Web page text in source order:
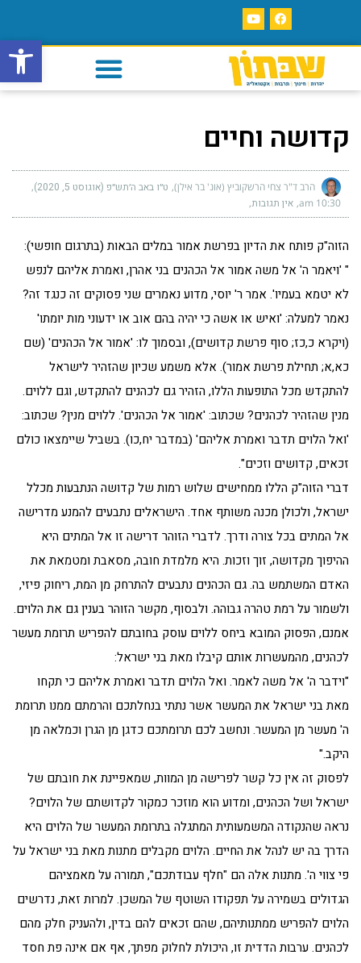
פתח
קדושה וחיים
הרב ד"ר צחי הרשקוביץ (אונ' בר אילן) ט״ו באב ה׳תש״פ (אוגוסט 5, 2020)
10:30 am אין תגובות
הזוה"ק פותח את הדיון בפרשת אמור במלים הבאות (בתרגום חופשי):
" 'ויאמר ה' אל משה אמור אל הכהנים בני אהרן, ואמרת אליהם לנפש
לא יטמא בעמיו'. אמר ר' יוסי, מדוע נאמרים שני פסוקים זה כנגד זה?
נאמר למעלה: 'ואיש או אשה כי יהיה בהם אוב או ידעוני מות יומתו'
(ויקרא כ,כז; סוף פרשת קדושים), ובסמוך לו: 'אמור אל הכהנים' (שם
כא,א; תחילת פרשת אמור). אלא משמע שכיון שהזהיר לישראל
להתקדש מכל התופעות הללו, הזהיר גם לכהנים להתקדש, וגם ללוים.
מנין שהזהיר לכהנים? שכתוב: 'אמור אל הכהנים'. ללוים מנין? שכתוב:
'ואל הלוים תדבר ואמרת אליהם' (במדבר יח,כו). בשביל שיימצאו כולם
זכאים, קדושים וזכים".
דברי הזוה"ק הללו ממחישים שלוש רמות של קדושה הנתבעות מכלל
ישראל, ולכולן מכנה משותף אחד. הישראלים נתבעים להמנע מדרישה
אל המתים בכל צורה ודרך. לדברי הזוהר דרישה זו אל המתים היא
ההיפוך מקדושה, זוך וזכות. היא מלמדת חובה, מסאבת ומטמאת את
האדם המשתמש בה. גם הכהנים נתבעים להתרחק מן המת, ריחוק פיזי,
ולשמור על רמת טהרה גבוהה. ולבסוף, מקשר הזוהר בענין גם את הלוים.
אמנם, הפסוק המובא ביחס ללוים עוסק בחובתם להפריש תרומת מעשר
לכהנים, מהמעשרות אותם קיבלו מאת בני ישראל:
"וידבר ה' אל משה לאמר. ואל הלוים תדבר ואמרת אליהם כי תקחו
מאת בני ישראל את המעשר אשר נתתי בנחלתכם והרמתם ממנו תרומת
ה' מעשר מן המעשר. ונחשב לכם תרומתכם כדגן מן הגרן וכמלאה מן
היקב."
לפסוק זה אין כל קשר לפרישה מן המוות, שמאפיינת את חובתם של
ישראל ושל הכהנים, ומדוע הוא מוזכר כמקור לקדושתם של הלוים?
נראה שהנקודה המשמעותית המתגלה בתרומת המעשר של הלוים היא
הדרך בה יש לנהל את החיים. הלוים מקבלים מתנות מאת בני ישראל על
פי צווי ה'. מתנות אלה הם "חלף עבודתכם", תמורה על מאמציהם
הגדולים בשמירה על תפקודו השוטף של המשכן. למרות זאת, נדרשים
הלוים להפריש ממתנותיהם, שהם זכאים להם בדין, ולהעניק חלק מהם
לכהנים. ערבות הדדית זו, היכולת לחלוק מפתך, אף אם אינה פת חסד